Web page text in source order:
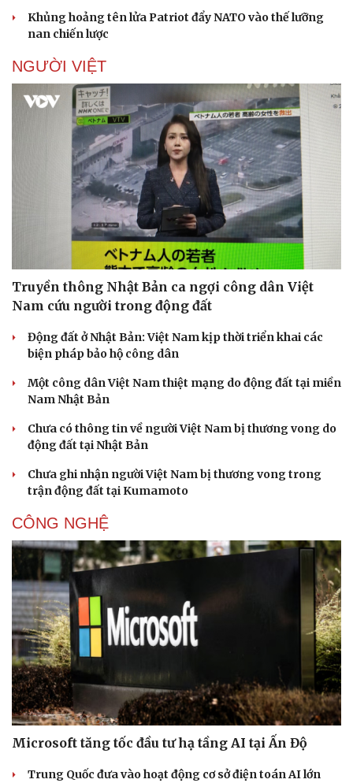
Doanh nghiệp
Thông tin doanh nghiệp
Doanh nghiệp 24h
Doanh nhân
Vì cộng đồng
Tin Công nghệ
Trải nghiệm
Chuyển đổi số
Khủng hoảng tên lửa Patriot đẩy NATO vào thế lưỡng
nan chiến lược
NGƯỜI VIỆT
Truyền thông Nhật Bản ca ngợi công dân Việt
Nam cứu người trong động đất
Động đất ở Nhật Bản: Việt Nam kịp thời triển khai các
biện pháp bảo hộ công dân
Một công dân Việt Nam thiệt mạng do động đất tại miền
Nam Nhật Bản
Chưa có thông tin về người Việt Nam bị thương vong do
động đất tại Nhật Bản
Chưa ghi nhận người Việt Nam bị thương vong trong
trận động đất tại Kumamoto
CÔNG NGHỆ
Microsoft tăng tốc đầu tư hạ tầng AI tại Ấn Độ
Trung Quốc đưa vào hoạt động cơ sở điện toán AI lớn